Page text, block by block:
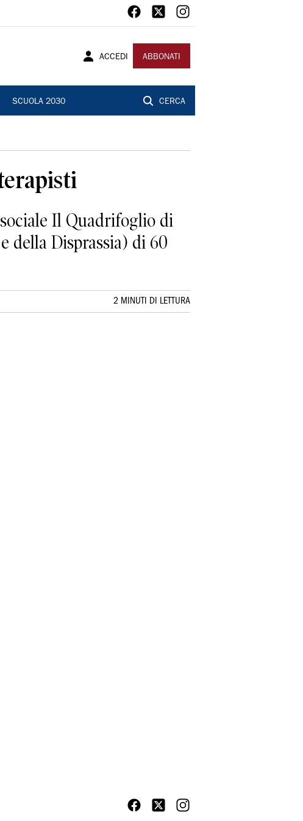
ACCEDI ABBONATI
SCUOLA 2030 CERCA
Il Quadrifoglio di
della Disprassia) di 60
2 MINUTI DI LETTURA